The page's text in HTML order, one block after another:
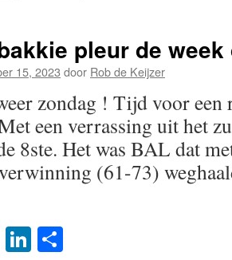
offs
BNXT
League
pleur de week
15, 2023 door Rob de Keijzer
zondag ! Tijd voor
een verrassing uit het
8ste. Het was BAL dat
(61-73)
WhatsApp
LinkedIn